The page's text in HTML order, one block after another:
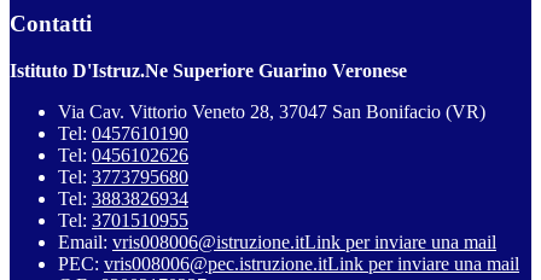
Contatti
Istituto D'Istruz.Ne Superiore Guarino Veronese
Via Cav. Vittorio Veneto 28, 37047 San Bonifacio (VR)
Tel: 0457610190
Tel: 0456102626
Tel: 3773795680
Tel: 3883826934
Tel: 3701510955
Email: vris008006@istruzione.itLink per inviare una mail
PEC: vris008006@pec.istruzione.itLink per inviare una mail